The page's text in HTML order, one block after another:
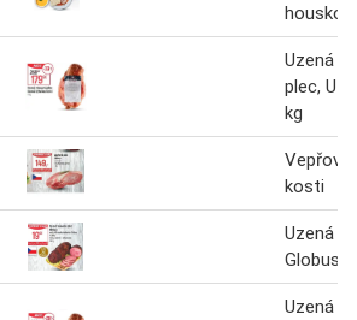
Uzená
plec,
kg
Vepřová
kosti
Uzená
Globus
Uzená